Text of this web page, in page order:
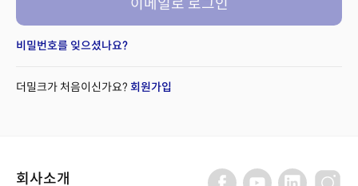
이메일로 로그인
비밀번호를 잊으셨나요?
더밀크가 처음이신가요? 회원가입
회사소개